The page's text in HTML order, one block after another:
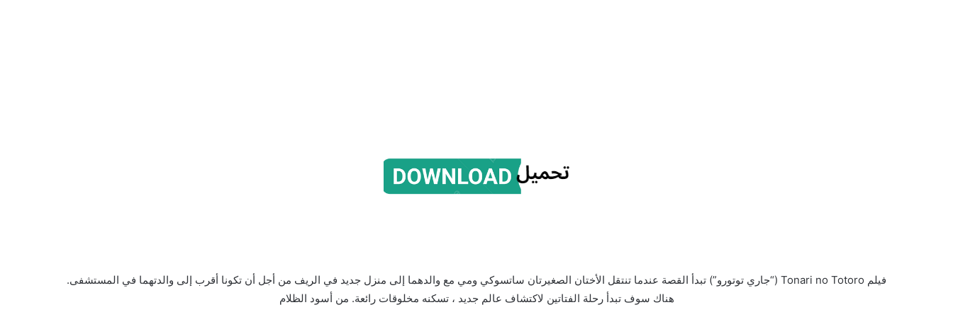
فيلم Tonari no Totoro (“جاري توتورو”) تبدأ القصة عندما تنتقل الأختان الصغيرتان ساتسوكي ومي مع والدهما إلى منزل جديد في الريف من أجل أن تكونا أقرب إلى والدتهما في المستشفى.
هناك سوف تبدأ رحلة الفتاتين لاكتشاف عالم جديد ، تسكنه مخلوقات رائعة. من أسود الظلام